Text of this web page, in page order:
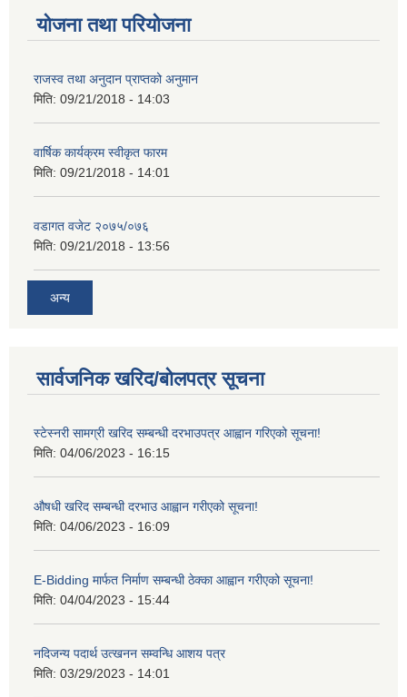
योजना तथा परियोजना
राजस्व तथा अनुदान प्राप्तको अनुमान
मिति: 09/21/2018 - 14:03
वार्षिक कार्यक्रम स्वीकृत फारम
मिति: 09/21/2018 - 14:01
वडागत वजेट २०७५/०७६
मिति: 09/21/2018 - 13:56
अन्य
सार्वजनिक खरिद/बोलपत्र सूचना
स्टेस्नरी सामग्री खरिद सम्बन्धी दरभाउपत्र आह्वान गरिएको सूचना!
मिति: 04/06/2023 - 16:15
औषधी खरिद सम्बन्धी दरभाउ आह्वान गरीएको सूचना!
मिति: 04/06/2023 - 16:09
E-Bidding मार्फत निर्माण सम्बन्धी ठेक्का आह्वान गरीएको सूचना!
मिति: 04/04/2023 - 15:44
नदिजन्य पदार्थ उत्खनन सम्वन्धि आशय पत्र
मिति: 03/29/2023 - 14:01